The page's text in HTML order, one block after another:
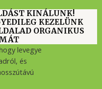
KINÁLUNK!
KEZELÜNK
ORGANIKUS
levegye
és